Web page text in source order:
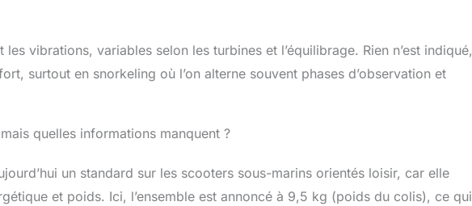
vibrations, variables selon les turbines et l’équilibrage. Rien n’est indiqué,
surtout en snorkeling où l’on alterne souvent phases d’observation et
quelles informations manquent ?
un standard sur les scooters sous-marins orientés loisir, car elle
et poids. Ici, l’ensemble est annoncé à 9,5 kg (poids du colis), ce qui